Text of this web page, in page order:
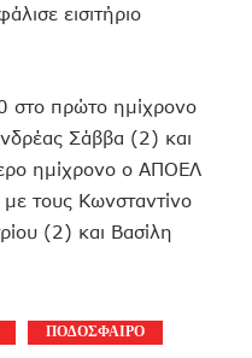
εισιτήριο
στο πρώτο ημίχρονο
Σάββα (2) και
ημίχρονο ο ΑΠΟΕΛ
τους Κωνσταντίνο
(2) και Βασίλη
ΠΟΔΟΣΦΑΙΡΟ